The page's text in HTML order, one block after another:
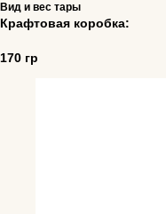
Вид и вес тары
Крафтовая коробка:
170 гр